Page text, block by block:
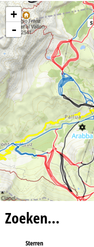
i
a
+
-
Zoeken…
Sterren